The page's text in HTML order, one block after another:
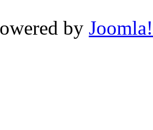
by Joomla!